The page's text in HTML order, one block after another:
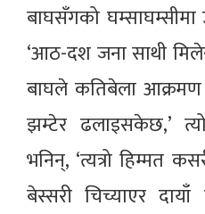
बाघसँगको घम्साघम्सीमा
‘आठ-दश जना साथी
बाघले कतिबेला आक्रमण
झम्टेर ढलाइसकेछ,’
भनिन्, ‘त्यत्रो हिम्मत
बेस्सरी चिच्याएर